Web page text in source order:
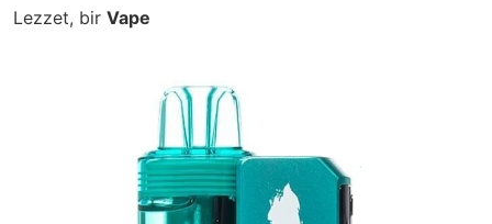
Lezzet, bir Vape